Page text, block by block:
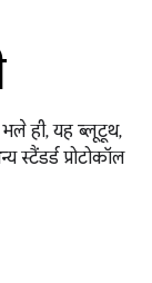
ही, यह ब्लूटूथ,
स्टैंडर्ड प्रोटोकॉल